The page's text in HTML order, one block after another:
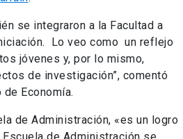
se integraron a la Facultad a
Lo veo como un reflejo
jóvenes y, por lo mismo,
de investigación”, comentó
Economía.
de Administración, «es un logro
de Administración se